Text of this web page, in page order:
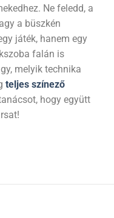
Ne feledd, a
a büszkén
játék, hanem egy
falán is
melyik technika
teljes színező
hogy együtt